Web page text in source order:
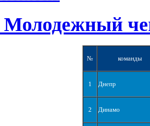
№ команды
1 Днепр
2 Динамо